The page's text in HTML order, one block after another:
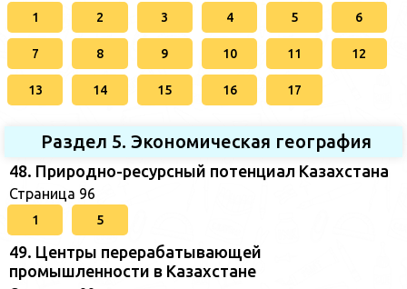
1 2 3 4 5 6
7 8 9 10 11 12
13 14 15 16 17
Раздел 5. Экономическая география
48. Природно-ресурсный потенциал Казахстана
Страница 96
1 5
49. Центры перерабатывающей
промышленности в Казахстане